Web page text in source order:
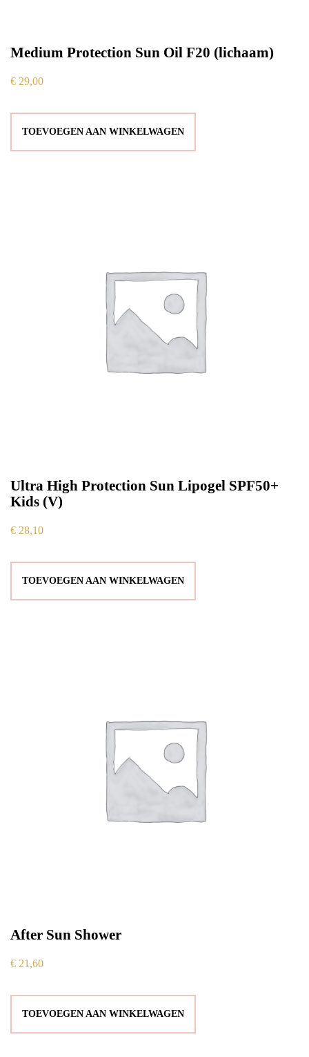
Medium Protection Sun Oil F20 (lichaam)
€ 29,00
TOEVOEGEN AAN WINKELWAGEN
Ultra High Protection Sun Lipogel SPF50+
Kids (V)
€ 28,10
TOEVOEGEN AAN WINKELWAGEN
After Sun Shower
€ 21,60
TOEVOEGEN AAN WINKELWAGEN